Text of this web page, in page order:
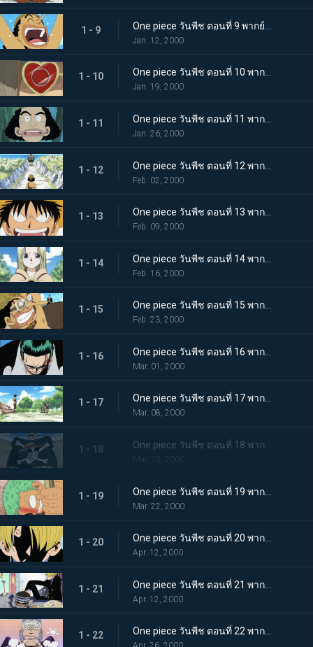
1 - 9
Jan. 12, 2000
1 - 10 One piece วันพีช ตอนที่ 10 พากย์ไทย คนประหลาดที่แข็งแกร่งที่สุด จังโก้ นักสะกดจิต!
Jan. 19, 2000
1 - 11
Jan. 26, 2000
1 - 12
Feb. 02, 2000
1 - 13
Feb. 09, 2000
1 - 14
Feb. 16, 2000
1 - 15 One piece วันพีช ตอนที่ 15 พากย์ไทย จัดการคุโระซะ! การตัดสินใจทั้งน้ำตาของอุซป
Feb. 23, 2000
1 - 16
Mar. 01, 2000
1 - 17 One piece วันพีช ตอนที่ 17 พากย์ไทย ระเบิดความโกรธ! ศึกตัดสิน คุโระปะทะลูฟี่
Mar. 08, 2000
1 - 18
Mar. 15, 2000
1 - 19
Mar. 22, 2000
1 - 20
Apr. 12, 2000
1 - 21
Apr. 12, 2000
1 - 22 One piece วันพีช ตอนที่ 22 พากย์ไทย กลุ่มโจรสลัดที่แข็งแกร่งที่สุด กัปตันดอนครีก